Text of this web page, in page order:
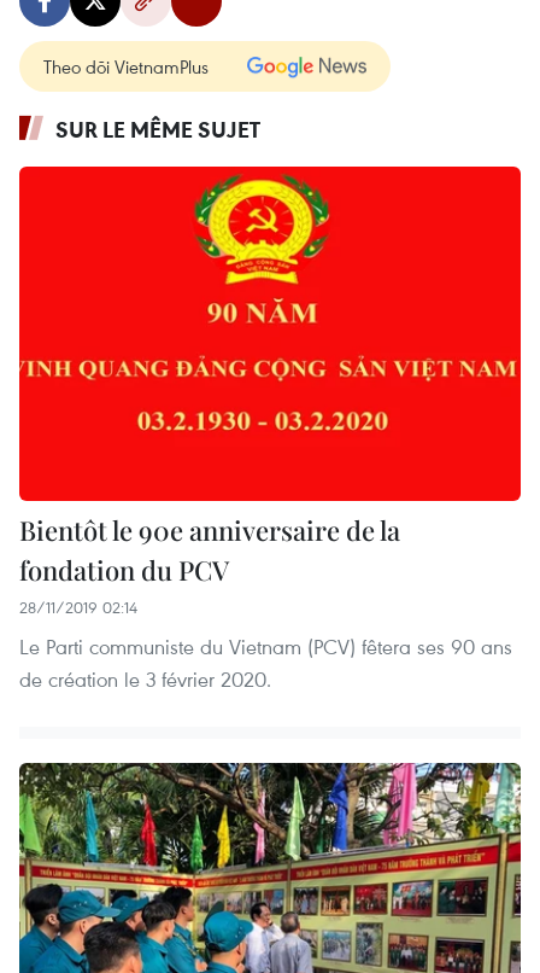
Theo dõi VietnamPlus
SUR LE MÊME SUJET
Bientôt le 90e anniversaire de la
fondation du PCV
28/11/2019 02:14
Le Parti communiste du Vietnam (PCV) fêtera ses 90 ans
de création le 3 février 2020.